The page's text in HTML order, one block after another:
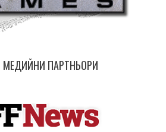
МЕДИЙНИ ПАРТНЬОРИ